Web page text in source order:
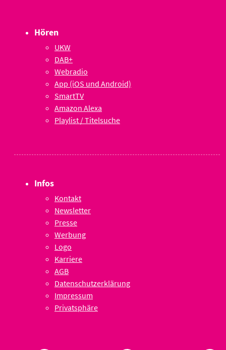
Hören
UKW
DAB+
Webradio
App (iOS und Android)
SmartTV
Amazon Alexa
Playlist / Titelsuche
Infos
Kontakt
Newsletter
Presse
Werbung
Logo
Karriere
AGB
Datenschutzerklärung
Impressum
Privatsphäre